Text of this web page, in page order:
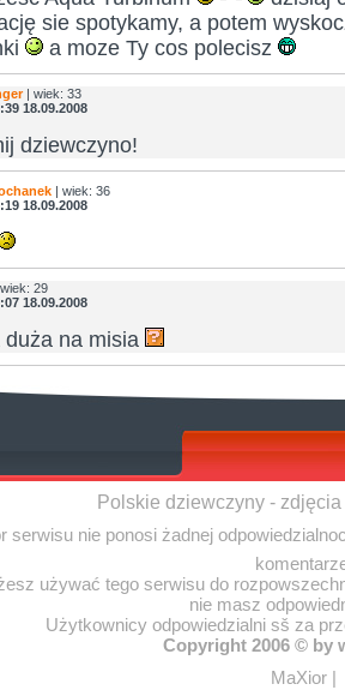
sie spotykamy, a potem
a moze Ty cos polecisz
| wiek: 33
18.09.2008
dziewczyno!
| wiek: 36
18.09.2008
29
18.09.2008
duża na misia
Polskie dziewczyny -
serwisu nie ponosi żadnej
używać tego serwisu do
nie masz
Użytkownicy odpowiedzialni sš za
Copyright 2006 © by
MaXior |